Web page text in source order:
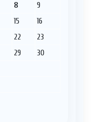
8
9
15
16
22
23
29
30